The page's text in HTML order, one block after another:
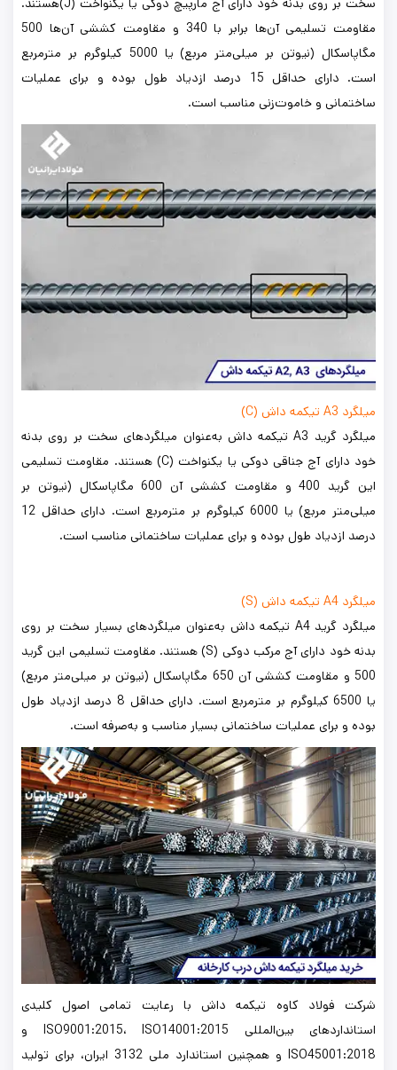
سخت بر روی بدنه خود دارای آج مارپیچ دوکی یا یکنواخت (J)هستند.
مقاومت تسلیمی آن‌ها برابر با 340 و مقاومت کششی آن‌ها 500
مگاپاسکال (نیوتن بر میلی‌متر مربع) یا 5000 کیلوگرم بر مترمربع
است. دارای حداقل 15 درصد ازدیاد طول بوده و برای عملیات
ساختمانی و خاموت‌زنی مناسب است.
میلگرد A3 تیکمه داش (C)
میلگرد گرید A3 تیکمه داش به‌عنوان میلگردهای سخت بر روی بدنه
خود دارای آج‌ جناقی دوکی یا یکنواخت (C) هستند. مقاومت تسلیمی
این گرید 400 و مقاومت کششی آن 600 مگاپاسکال (نیوتن بر
میلی‌متر مربع) یا 6000 کیلوگرم بر مترمربع است. دارای حداقل 12
درصد ازدیاد طول بوده و برای عملیات ساختمانی مناسب است.
میلگرد A4 تیکمه داش (S)
میلگرد گرید A4 تیکمه داش به‌عنوان میلگردهای بسیار سخت بر روی
بدنه خود دارای آج مرکب دوکی (S) هستند. مقاومت تسلیمی این گرید
500 و مقاومت کششی آن 650 مگاپاسکال (نیوتن بر میلی‌متر مربع)
یا 6500 کیلوگرم بر مترمربع است. دارای حداقل 8 درصد ازدیاد طول
بوده و برای عملیات ساختمانی بسیار مناسب و به‌صرفه است.
شرکت فولاد کاوه تیکمه داش با رعایت تمامی اصول کلیدی
استانداردهای بین‌المللی ISO9001:2015، ISO14001:2015 و
ISO45001:2018 و همچنین استاندارد ملی 3132 ایران، برای تولید